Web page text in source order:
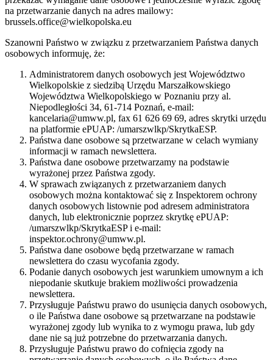
na przetwarzanie danych na adres mailowy:
brussels.office@wielkopolska.eu
Szanowni Państwo w związku z przetwarzaniem Państwa danych
osobowych informuję, że:
Administratorem danych osobowych jest Województwo
Wielkopolskie z siedzibą Urzędu Marszałkowskiego
Województwa Wielkopolskiego w Poznaniu przy al.
Niepodległości 34, 61-714 Poznań, e-mail:
kancelaria@umww.pl, fax 61 626 69 69, adres skrytki urzędu
na platformie ePUAP: /umarszwlkp/SkrytkaESP.
Państwa dane osobowe są przetwarzane w celach wymiany
informacji w ramach newslettera.
Państwa dane osobowe przetwarzamy na podstawie
wyrażonej przez Państwa zgody.
W sprawach związanych z przetwarzaniem danych
osobowych można kontaktować się z Inspektorem ochrony
danych osobowych listownie pod adresem administratora
danych, lub elektronicznie poprzez skrytkę ePUAP:
/umarszwlkp/SkrytkaESP i e-mail:
inspektor.ochrony@umww.pl.
Państwa dane osobowe będą przetwarzane w ramach
newslettera do czasu wycofania zgody.
Podanie danych osobowych jest warunkiem umownym a ich
niepodanie skutkuje brakiem możliwości prowadzenia
newslettera.
Przysługuje Państwu prawo do usunięcia danych osobowych,
o ile Państwa dane osobowe są przetwarzane na podstawie
wyrażonej zgody lub wynika to z wymogu prawa, lub gdy
dane nie są już potrzebne do przetwarzania danych.
Przysługuje Państwu prawo do cofnięcia zgody na